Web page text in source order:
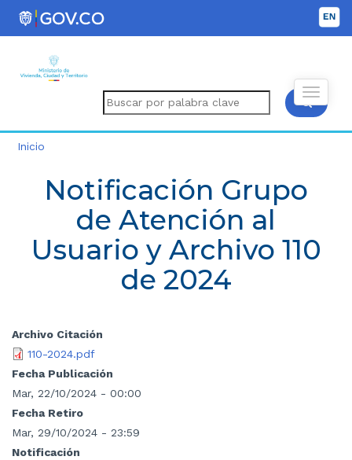
Inicio
Notificación Grupo
de Atención al
Usuario y Archivo 110
de 2024
Archivo Citación
110-2024.pdf
Fecha Publicación
Mar, 22/10/2024 - 00:00
Fecha Retiro
Mar, 29/10/2024 - 23:59
Notificación